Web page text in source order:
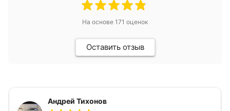
На основе 171 оценок
Оставить отзыв
Андрей Тихонов